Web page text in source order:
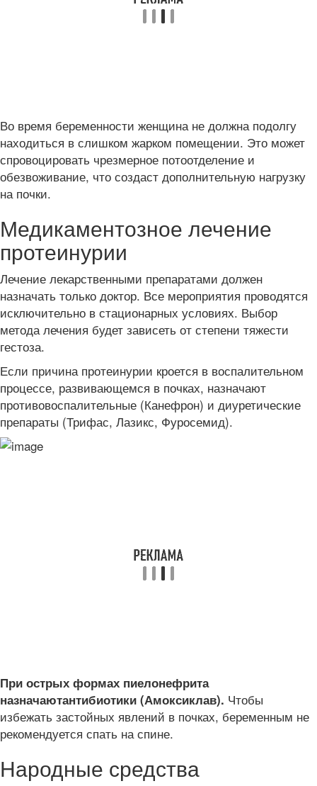
Во время беременности женщина не должна подолгу
находиться в слишком жарком помещении. Это может
спровоцировать чрезмерное потоотделение и
обезвоживание, что создаст дополнительную нагрузку
на почки.
Медикаментозное лечение
протеинурии
Лечение лекарственными препаратами должен
назначать только доктор. Все мероприятия проводятся
исключительно в стационарных условиях. Выбор
метода лечения будет зависеть от степени тяжести
гестоза.
Если причина протеинурии кроется в воспалительном
процессе, развивающемся в почках, назначают
противовоспалительные (Канефрон) и диуретические
препараты (Трифас, Лазикс, Фуросемид).
При острых формах пиелонефрита
назначаютантибиотики (Амоксиклав). Чтобы
избежать застойных явлений в почках, беременным не
рекомендуется спать на спине.
Народные средства